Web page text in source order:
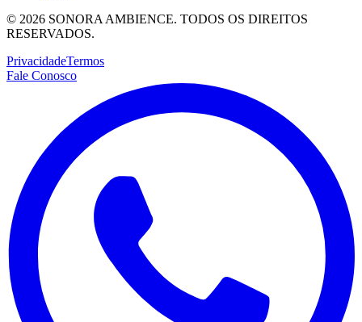
© 2026 SONORA AMBIENCE. TODOS OS DIREITOS
RESERVADOS.
PrivacidadeTermos
Fale Conosco